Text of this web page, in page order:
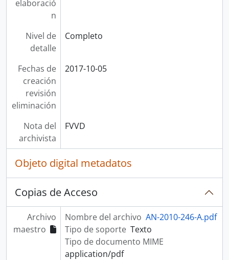
elaboració
n
Nivel de
detalle
Completo
Fechas de
creación
revisión
eliminación
2017-10-05
Nota del
archivista
FVVD
Objeto digital metadatos
Copias de Acceso
Archivo
maestro
Nombre del archivo AN-2010-246-A.pdf
Tipo de soporte Texto
Tipo de documento MIME
application/pdf